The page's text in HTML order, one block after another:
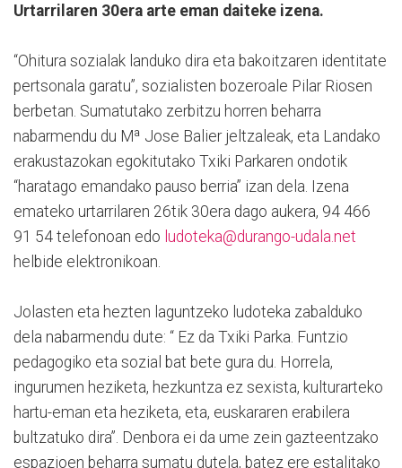
Urtarrilaren 30era arte eman daiteke izena.
“Ohitura sozialak landuko dira eta bakoitzaren identitate
pertsonala garatu”, sozialisten bozeroale Pilar Riosen
berbetan. Sumatutako zerbitzu horren beharra
nabarmendu du Mª Jose Balier jeltzaleak, eta Landako
erakustazokan egokitutako Txiki Parkaren ondotik
“haratago emandako pauso berria” izan dela. Izena
emateko urtarrilaren 26tik 30era dago aukera, 94 466
91 54 telefonoan edo ludoteka@durango-udala.net
helbide elektronikoan.
Jolasten eta hezten laguntzeko ludoteka zabalduko
dela nabarmendu dute: “ Ez da Txiki Parka. Funtzio
pedagogiko eta sozial bat bete gura du. Horrela,
ingurumen heziketa, hezkuntza ez sexista, kulturarteko
hartu-eman eta heziketa, eta, euskararen erabilera
bultzatuko dira”. Denbora ei da ume zein gazteentzako
espazioen beharra sumatu dutela, batez ere estalitako